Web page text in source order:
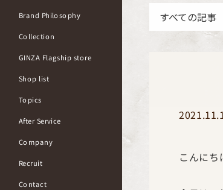
Brand Philosophy
Collection
GINZA Flagship store
Shop list
Topics
After Service
Company
Recruit
Contact
すべての記事
こんにち